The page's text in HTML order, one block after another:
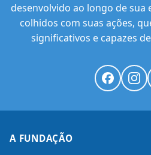
desenvolvido ao longo de sua
colhidos com suas ações,
significativos e capazes
A FUNDAÇÃO